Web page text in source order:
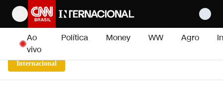
Pular para o conteúdo
Ao
vivo
Política Money WW Agro
Internacional